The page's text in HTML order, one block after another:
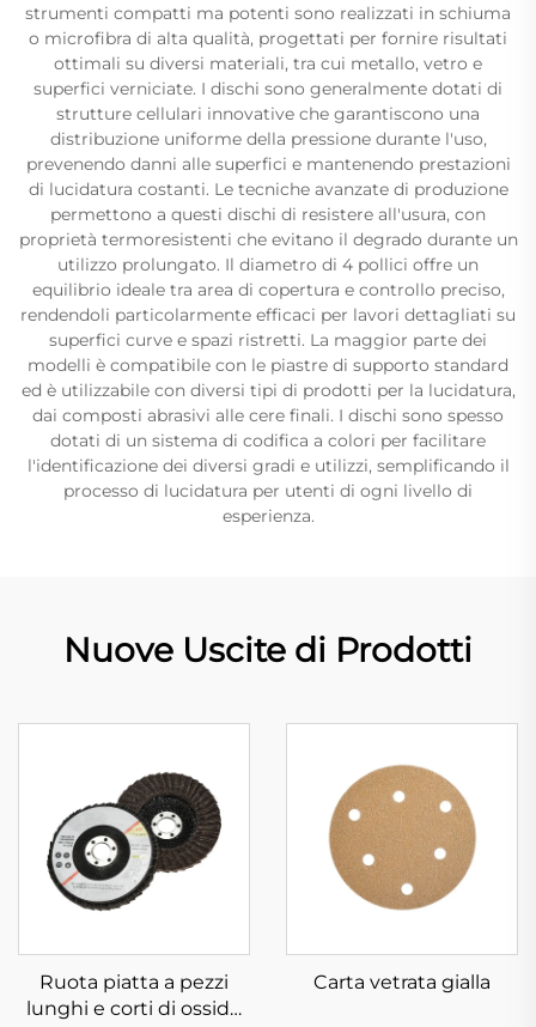
strumenti compatti ma potenti sono realizzati in schiuma
o microfibra di alta qualità, progettati per fornire risultati
ottimali su diversi materiali, tra cui metallo, vetro e
superfici verniciate. I dischi sono generalmente dotati di
strutture cellulari innovative che garantiscono una
distribuzione uniforme della pressione durante l'uso,
prevenendo danni alle superfici e mantenendo prestazioni
di lucidatura costanti. Le tecniche avanzate di produzione
permettono a questi dischi di resistere all'usura, con
proprietà termoresistenti che evitano il degrado durante un
utilizzo prolungato. Il diametro di 4 pollici offre un
equilibrio ideale tra area di copertura e controllo preciso,
rendendoli particolarmente efficaci per lavori dettagliati su
superfici curve e spazi ristretti. La maggior parte dei
modelli è compatibile con le piastre di supporto standard
ed è utilizzabile con diversi tipi di prodotti per la lucidatura,
dai composti abrasivi alle cere finali. I dischi sono spesso
dotati di un sistema di codifica a colori per facilitare
l'identificazione dei diversi gradi e utilizzi, semplificando il
processo di lucidatura per utenti di ogni livello di
esperienza.
Nuove Uscite di Prodotti
Ruota piatta a pezzi
lunghi e corti di ossido
Carta vetrata gialla